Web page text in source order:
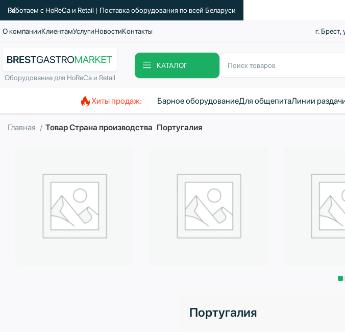
О компанииКлиентамУслугиНовостиКонтакты г. Брест,
Оборудование для HoReCa и Retail
КАТАЛОГ
Хиты продаж: Барное оборудованиеДля общепитаЛинии
Главная Товар Страна производства Португалия
Португалия
Работаем с HoReCa и Retail | Поставка оборудования по всей Беларуси